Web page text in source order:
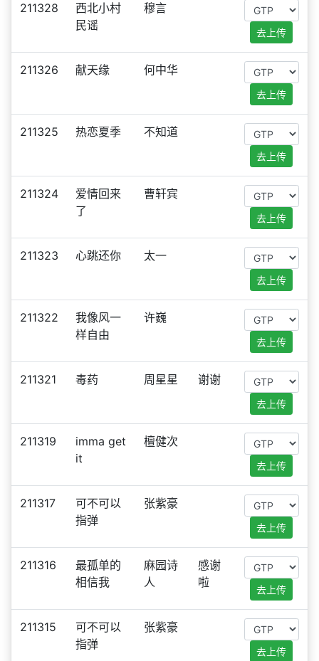
211328
西北小村
民谣
穆言
去上传
211326 献天缘 何中华
去上传
211325 热恋夏季 不知道
去上传
211324
爱情回来
了
曹轩宾
去上传
211323 心跳还你 太一
去上传
211322
我像风一
样自由
许巍
去上传
211321 毒药 周星星 谢谢
去上传
211319
imma get
it
檀健次
去上传
211317
可不可以
指弹
张紫豪
去上传
211316
最孤单的
相信我
麻园诗
人
感谢
啦
去上传
211315
可不可以
指弹
张紫豪
去上传